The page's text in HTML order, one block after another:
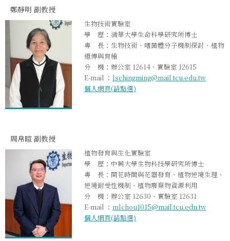
鄭靜明 副教授
生物技術實驗室
學 歷：清華大學生命科學研究所博士
專 長：生物技術、嗜菌體分子機制探討、植物
遺傳與育種
分 機：辦公室 12614、實驗室 12615
E-mail ： lschingming@mail.tcu.edu.tw
個人網頁(請點選)
周帛暄 副教授
植物發育與生化實驗室
學 歷：中興大學生物科技學研究所博士
專 長：開花時間與花器發育、植物逆境生理、
逆境耐受性機制、植物廢棄物資源利用
分 機：辦公室 12630、實驗室 12631
E-mail ： mlchou1015@mail.tcu.edu.tw
個人網頁(請點選)